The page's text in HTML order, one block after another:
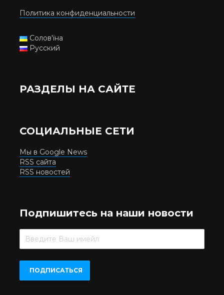
Политика конфиденциальности
Солов'їна
Русский
РАЗДЕЛЫ НА САЙТЕ
СОЦИАЛЬНЫЕ СЕТИ
Мы в Google News
RSS сайта
RSS новостей
Подпишитесь на наши новости